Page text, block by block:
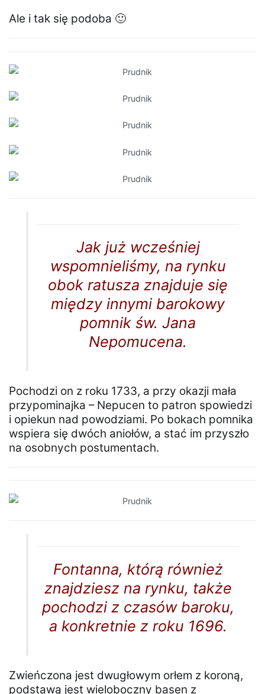
Ale i tak się podoba 🙂
Jak już wcześniej
wspomnieliśmy, na rynku
obok ratusza znajduje się
między innymi barokowy
pomnik św. Jana
Nepomucena.
Pochodzi on z roku 1733, a przy okazji mała
przypominajka – Nepucen to patron spowiedzi
i opiekun nad powodziami. Po bokach pomnika
wspiera się dwóch aniołów, a stać im przyszło
na osobnych postumentach.
Fontanna, którą również
znajdziesz na rynku, także
pochodzi z czasów baroku,
a konkretnie z roku 1696.
Zwieńczona jest dwugłowym orłem z koroną,
podstawą jest wieloboczny basen z